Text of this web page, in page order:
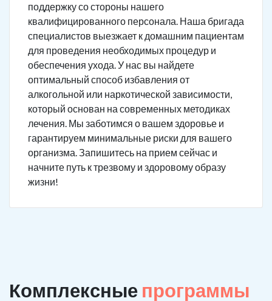
поддержку со стороны нашего
квалифицированного персонала. Наша бригада
специалистов выезжает к домашним пациентам
для проведения необходимых процедур и
обеспечения ухода. У нас вы найдете
оптимальный способ избавления от
алкогольной или наркотической зависимости,
который основан на современных методиках
лечения. Мы заботимся о вашем здоровье и
гарантируем минимальные риски для вашего
организма. Запишитесь на прием сейчас и
начните путь к трезвому и здоровому образу
жизни!
Комплексные программы